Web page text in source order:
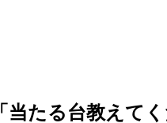
「当たる台教えて